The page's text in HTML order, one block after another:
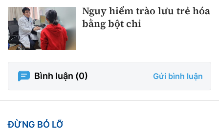
Nguy hiểm trào lưu trẻ hóa
bằng bột chỉ
Bình luận (0) Gửi bình luận
ĐỪNG BỎ LỠ